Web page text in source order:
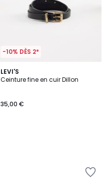
-10% DÈS 2*
LEVI'S
Ceinture fine en cuir Dillon
35,00 €